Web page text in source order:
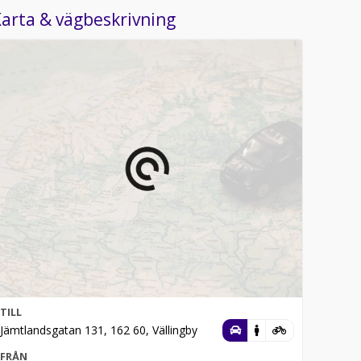
& vägbeskrivning
TILL
Jämtlandsgatan 131, 162 60, Vällingby
FRÅN